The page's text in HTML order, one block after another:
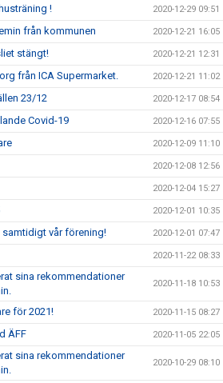
! 2020-12-29 09:51
från kommunen 2020-12-21 16:05
stängt! 2020-12-21 12:31
från ICA Supermarket. 2020-12-21 11:02
23/12 2020-12-17 08:54
Covid-19 2020-12-16 07:55
2020-12-09 11:10
2020-12-08 12:56
2020-12-04 15:27
2020-12-01 10:35
vår förening! 2020-12-01 07:47
2020-11-22 08:33
sina rekommendationer
2020-11-18 10:53
för 2021! 2020-11-15 08:27
ÄFF 2020-11-05 22:05
sina rekommendationer
2020-10-29 08:10